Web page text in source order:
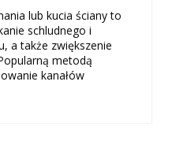
lub kucia ściany to
schludnego i
a także zwiększenie
metodą
kanałów